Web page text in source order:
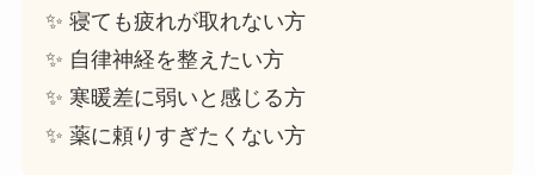
✨ 寝ても疲れが取れない方
✨ 自律神経を整えたい方
✨ 寒暖差に弱いと感じる方
✨ 薬に頼りすぎたくない方